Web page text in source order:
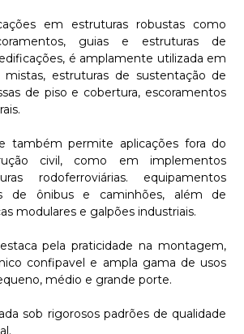
em estruturas robustas como
guias e estruturas de
é amplamente utilizada em
mistas, estruturas de sustentação de
de piso e cobertura, escoramentos
também permite aplicações fora do
civil, como em implementos
rodoferroviárias. equipamentos
de ônibus e caminhões, além de
modulares e galpões industriais.
pela praticidade na montagem,
confipavel e ampla gama de usos
médio e grande porte.
sob rigorosos padrões de qualidade